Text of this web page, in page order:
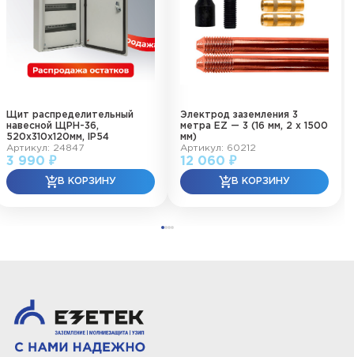
Щит распределительный
навесной ЩРН-36,
520х310х120мм, IP54
Артикул: 24847
3 990 ₽
Электрод заземления 3
метра EZ — 3 (16 мм, 2 х 1500
мм)
Артикул: 60212
12 060 ₽